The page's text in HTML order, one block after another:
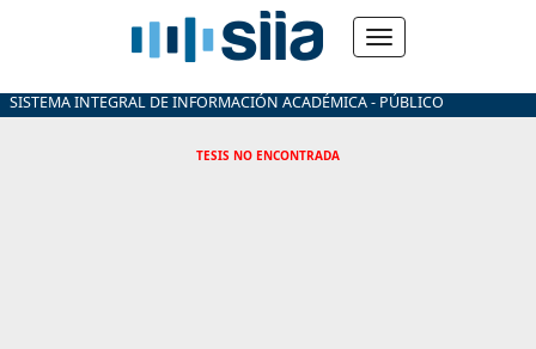
SISTEMA INTEGRAL DE INFORMACIÓN ACADÉMICA - PÚBLICO
TESIS NO ENCONTRADA